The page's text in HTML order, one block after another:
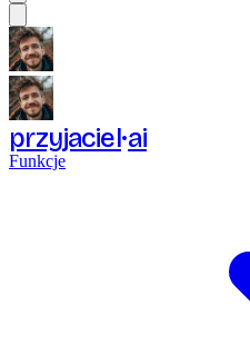
przyjaciel ai
Funkcje